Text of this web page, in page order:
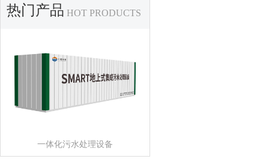
热门产品 HOT PRODUCTS
一体化污水处理设备